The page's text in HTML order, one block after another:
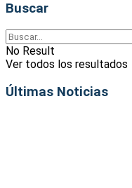
Buscar
No Result
Ver todos los resultados
Últimas Noticias